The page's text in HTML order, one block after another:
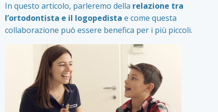
In questo articolo, parleremo della relazione tra
l’ortodontista e il logopedista e come questa
collaborazione può essere benefica per i più piccoli.